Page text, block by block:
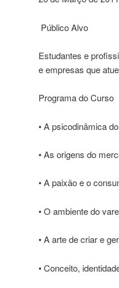
Público Alvo
Estudantes e
e empresas que
Programa do Curso
• A psicodinâmica
• As origens do
• A paixão e o
• O ambiente do
• A arte de criar e
• Conceito,